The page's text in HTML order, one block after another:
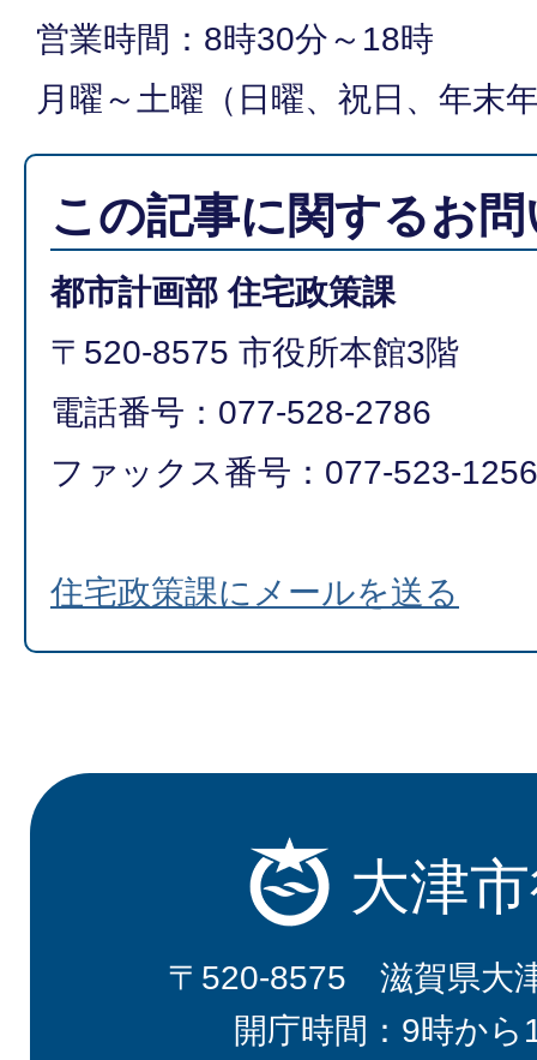
営業時間：8時30分～18時
月曜～土曜（日曜、祝日、年末
この記事に関するお
都市計画部 住宅政策課
〒520-8575 市役所本館3階
電話番号：077-528-2786
ファックス番号：077-523-1256
住宅政策課にメールを送る
大津
〒520-8575 滋賀県大
開庁時間：9時から